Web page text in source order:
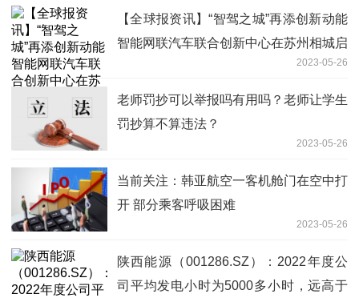
【全球报资讯】“智驾之城”再添创新动能
智能网联汽车联合创新中心在苏州相城启
2023-05-26
老师罚抄可以举报吗有用吗？老师让学生
罚抄算不算违法？
2023-05-26
当前关注：韩亚航空一客机舱门在空中打
开 部分乘客呼吸困难
2023-05-26
陕西能源（001286.SZ）：2022年度公
司平均发电小时为5000多小时，远高于